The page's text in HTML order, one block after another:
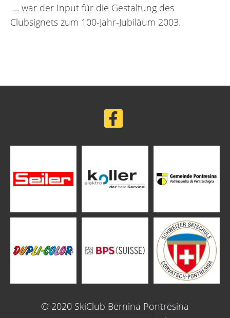
... war der Input für die Gestaltung des
Clubsignets zum 100-Jahr-Jubiläum 2003.
© 2020 SkiClub Bernina Pontresina